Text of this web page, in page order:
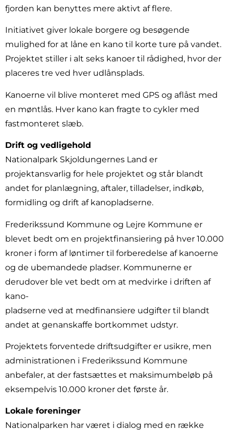
fjorden kan benyttes mere aktivt af flere.
Initiativet giver lokale borgere og besøgende
mulighed for at låne en kano til korte ture på vandet.
Projektet stiller i alt seks kanoer til rådighed, hvor der
placeres tre ved hver udlånsplads.
Kanoerne vil blive monteret med GPS og aflåst med
en møntlås. Hver kano kan fragte to cykler med
fastmonteret slæb.
Drift og vedligehold
Nationalpark Skjoldungernes Land er
projektansvarlig for hele projektet og står blandt
andet for planlægning, aftaler, tilladelser, indkøb,
formidling og drift af kanopladserne.
Frederikssund Kommune og Lejre Kommune er
blevet bedt om en projektfinansiering på hver 10.000
kroner i form af løntimer til forberedelse af kanoerne
og de ubemandede pladser. Kommunerne er
derudover ble vet bedt om at medvirke i driften af
kano-
pladserne ved at medfinansiere udgifter til blandt
andet at genanskaffe bortkommet udstyr.
Projektets forventede driftsudgifter er usikre, men
administrationen i Frederikssund Kommune
anbefaler, at der fastsættes et maksimumbeløb på
eksempelvis 10.000 kroner det første år.
Lokale foreninger
Nationalparken har været i dialog med en række